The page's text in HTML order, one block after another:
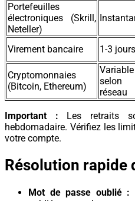
Portefeuilles
électroniques (Skrill,
Neteller)
Virement bancaire 1-3 jours
Cryptomonnaies
(Bitcoin, Ethereum)
Variable
réseau
Important : Les retraits
hebdomadaire. Vérifiez les
votre compte.
Résolution rapide
Mot de passe oublié :